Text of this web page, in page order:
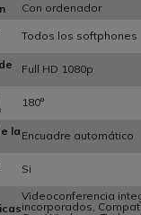
Con ordenador
Todos los softphones
Full HD 1080p
180°
laEncuadre automático
Si
Videoconferencia
incorporados,